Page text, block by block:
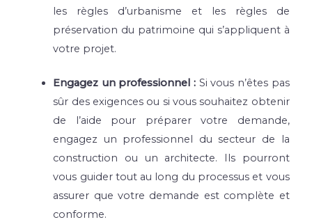
les règles d’urbanisme et les règles de
préservation du patrimoine qui s’appliquent à
votre projet.
Engagez un professionnel : Si vous n’êtes pas
sûr des exigences ou si vous souhaitez obtenir
de l’aide pour préparer votre demande,
engagez un professionnel du secteur de la
construction ou un architecte. Ils pourront
vous guider tout au long du processus et vous
assurer que votre demande est complète et
conforme.